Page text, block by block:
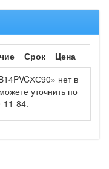
Срок
Цена
нет в
уточнить по
11-84.